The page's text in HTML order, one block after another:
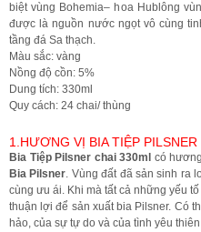
biệt vùng Bohemia– hoa Hublông
được là nguồn nước ngọt vô cùng
tầng đá Sa thạch.
Màu sắc: vàng
Nồng độ cồn: 5%
Dung tích: 330ml
Quy cách: 24 chai/ thùng
1.HƯƠNG VỊ BIA TIỆP PILSNER
Bia Tiệp Pilsner chai 330ml có
Bia Pilsner. Vùng đất đã sản sinh ra
cùng ưu ái. Khi mà tất cả những yếu
thuận lợi để sản xuất bia Pilsner. Có
hảo, của sự tự do và của tình yêu